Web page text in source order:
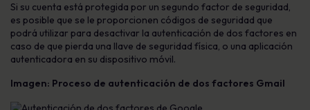
Si su cuenta está protegida por un segundo factor de seguridad,
es posible que se le proporcionen códigos de seguridad que
podrá utilizar para desactivar la autenticación de dos factores en
caso de que pierda una llave de seguridad física, o una aplicación
autenticadora en su dispositivo móvil.
Imagen: Proceso de autenticación de dos factores Gmail